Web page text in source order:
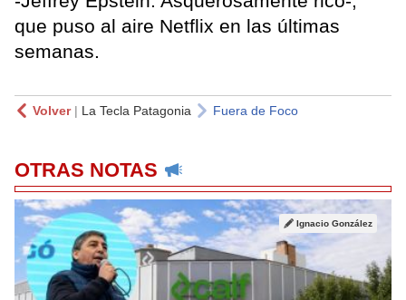
que puso al aire Netflix en las últimas
semanas.
Volver| La Tecla Patagonia Fuera de Foco
OTRAS NOTAS
Ignacio González